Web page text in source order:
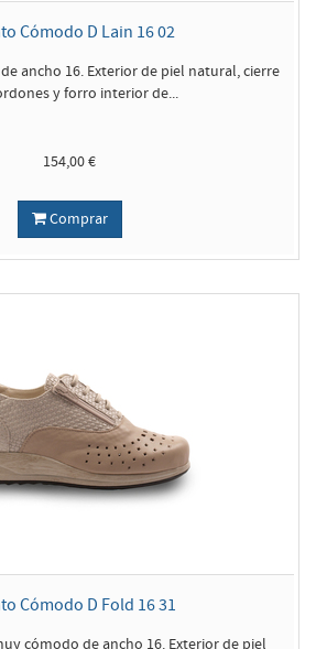
Cómodo D Lain 16 02
ancho 16. Exterior de piel natural, cierre
y forro interior de...
154,00 €
Comprar
Cómodo D Fold 16 31
cómodo de ancho 16. Exterior de piel